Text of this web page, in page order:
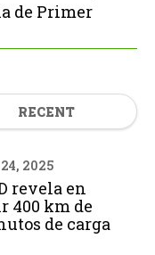
de Primer
RECENT
2025
revela en
400 km de
de carga